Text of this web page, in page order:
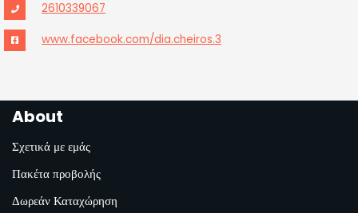
2610339067
www.facebook.com/dia.cheiros.3
About
Σχετικά με εμάς
Πακέτα προβολής
Δωρεάν Καταχώρηση